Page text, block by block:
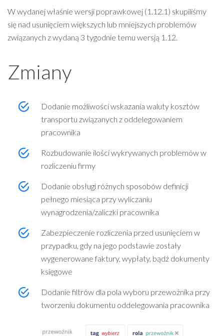
W wydanej właśnie wersji poprawkowej (1.12.1) skupiliśmy
się nad usunięciem większych lub mniejszych problemów
związanych z wydaną 3 tygodnie temu wersją 1.12.
Zmiany
Dodanie możliwości wskazania waluty kosztów
transportu związanych z oddelegowaniem
pracownika
Rozbudowanie ilości wykrywanych problemów w
rozliczeniu firmy
Dodanie obsługi różnych sposobów definicji
pełnego miesiąca przy wyliczaniu
wynagrodzenia/zaliczki pracownika
Zabezpieczenie rozliczenia przed usunięciem w
przypadku, gdy na jego podstawie zostały
wygenerowane faktury, wypłaty, bądź dokumenty
księgowe
Dodanie filtrów dla pola wyboru przewoźnika przy
tworzeniu dokumentu oddelegowania pracownika